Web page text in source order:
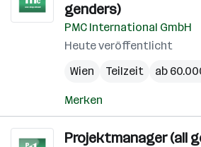
genders)
PMC International GmbH
Heute veröffentlicht
Wien
Teilzeit ab
Merken
Projektmanager (all